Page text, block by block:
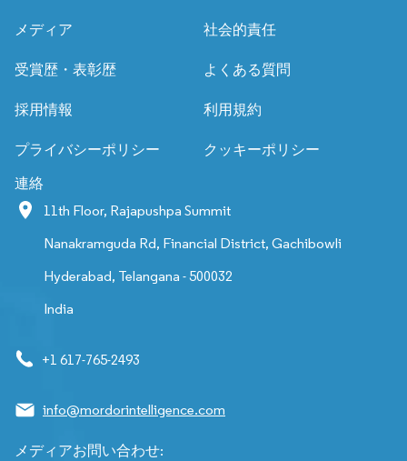
メディア 社会的責任
受賞歴・表彰歴 よくある質問
採用情報 利用規約
プライバシーポリシー クッキーポリシー
連絡
11th Floor, Rajapushpa Summit
Nanakramguda Rd, Financial District, Gachibowli
Hyderabad, Telangana - 500032
India
+1 617-765-2493
info@mordorintelligence.com
メディアお問い合わせ: